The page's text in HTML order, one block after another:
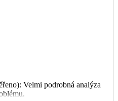
Velmi podrobná analýza